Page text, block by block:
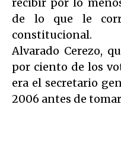
de lo que le
constitucional.
Alvarado Cerezo,
por ciento de los
era el secretario
2006 antes de